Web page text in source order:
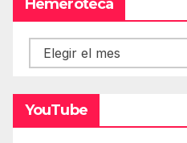
Hemeroteca
Hemeroteca
YouTube